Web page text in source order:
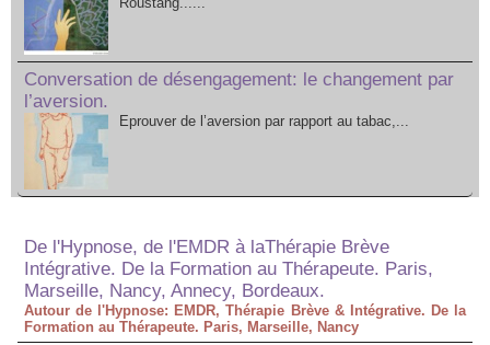
Conversation de désengagement: le changement par
l’aversion.
Eprouver de l’aversion par rapport au tabac,...
De l'Hypnose, de l'EMDR à laThérapie Brève
Intégrative. De la Formation au Thérapeute. Paris,
Marseille, Nancy, Annecy, Bordeaux.
Autour de l'Hypnose: EMDR, Thérapie Brève & Intégrative. De la
Formation au Thérapeute. Paris, Marseille, Nancy